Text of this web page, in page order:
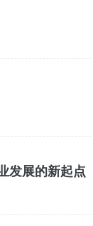
发展的新起点